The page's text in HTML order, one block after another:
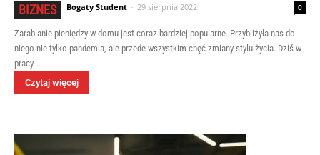
BIZNES Bogaty Student - 29 sierpnia 2022 0
Zarabianie pieniędzy w domu jest coraz bardziej popularne. Przybliżyła nas do
niego nie tylko pandemia, ale przede wszystkim chęć zmiany stylu życia. Dziś w
pracy...
Czytaj więcej